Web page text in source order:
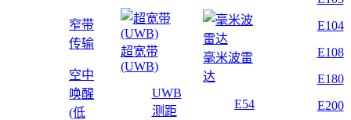
窄带
传输
空中
唤醒
(低
超宽带
(UWB)
UWB
测距
毫米波雷
达
E54
E104
E108
E180
E200